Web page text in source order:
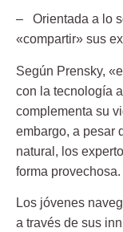
– Orientada a lo
«compartir» sus
Según Prensky,
con la tecnología
complementa su
embargo, a pesar
natural, los
forma provechosa.
Los jóvenes
a través de sus